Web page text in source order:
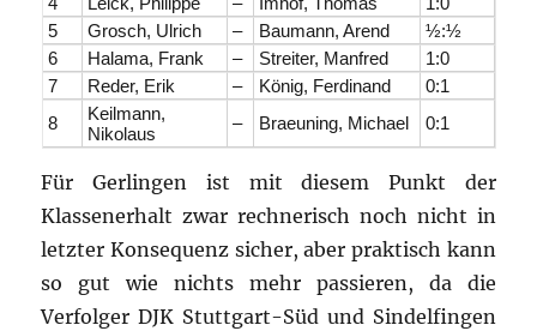
5
Grosch, Ulrich – Baumann, Arend
½:½
6
Halama, Frank – Streiter, Manfred
1:0
7
Reder, Erik – König, Ferdinand
0:1
8
Keilmann,
Nikolaus
– Braeuning, Michael 0:1
Für Gerlingen ist mit diesem Punkt der
Klassenerhalt zwar rechnerisch noch nicht in
letzter Konsequenz sicher, aber praktisch kann
so gut wie nichts mehr passieren, da die
Verfolger DJK Stuttgart-Süd und Sindelfingen